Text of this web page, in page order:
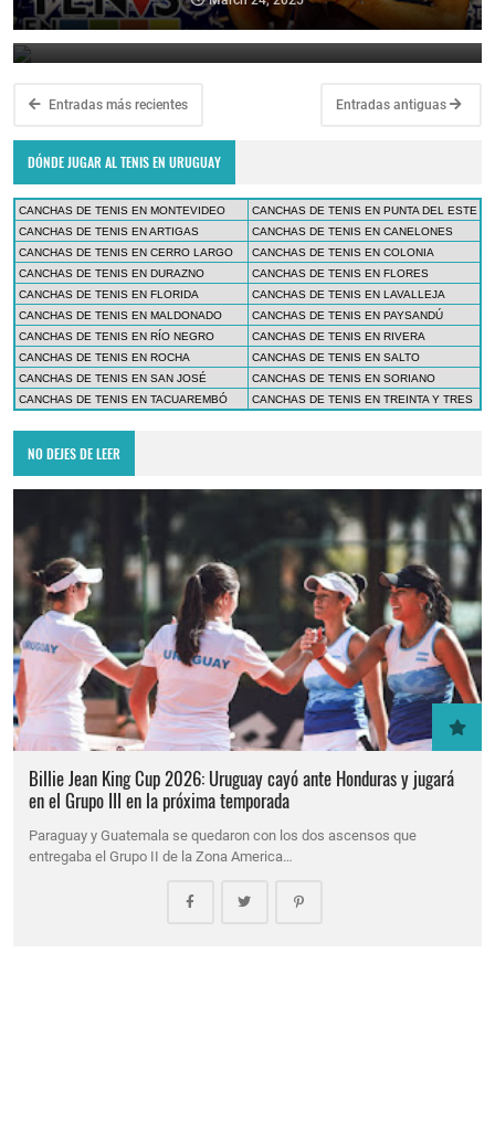
March 23, 2025
Entradas más recientes Entradas antiguas
DÓNDE JUGAR AL TENIS EN URUGUAY
CANCHAS DE TENIS EN MONTEVIDEO
CANCHAS DE TENIS EN PUNTA DEL ESTE
CANCHAS DE TENIS EN ARTIGAS
CANCHAS DE TENIS EN CANELONES
CANCHAS DE TENIS EN CERRO LARGO
CANCHAS DE TENIS EN COLONIA
CANCHAS DE TENIS EN DURAZNO
CANCHAS DE TENIS EN FLORES
CANCHAS DE TENIS EN FLORIDA
CANCHAS DE TENIS EN LAVALLEJA
CANCHAS DE TENIS EN MALDONADO
CANCHAS DE TENIS EN PAYSANDÚ
CANCHAS DE TENIS EN RÍO NEGRO
CANCHAS DE TENIS EN RIVERA
CANCHAS DE TENIS EN ROCHA
CANCHAS DE TENIS EN SALTO
CANCHAS DE TENIS EN SAN JOSÉ
CANCHAS DE TENIS EN SORIANO
CANCHAS DE TENIS EN TACUAREMBÓ
CANCHAS DE TENIS EN TREINTA Y TRES
NO DEJES DE LEER
Billie Jean King Cup 2026: Uruguay cayó ante Honduras y jugará
en el Grupo III en la próxima temporada
Paraguay y Guatemala se quedaron con los dos ascensos que
entregaba el Grupo II de la Zona America…